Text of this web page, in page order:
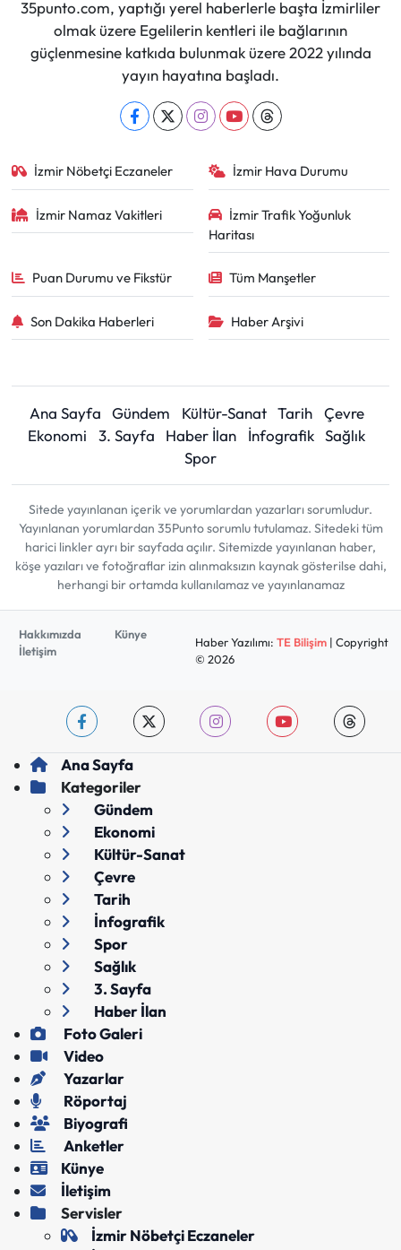
35punto.com, yaptığı yerel haberlerle başta İzmirliler
olmak üzere Egelilerin kentleri ile bağlarının
güçlenmesine katkıda bulunmak üzere 2022 yılında
yayın hayatına başladı.
İzmir Nöbetçi Eczaneler İzmir Hava Durumu
İzmir Namaz Vakitleri
İzmir Trafik Yoğunluk
Haritası
Puan Durumu ve Fikstür Tüm Manşetler
Son Dakika Haberleri Haber Arşivi
Ana Sayfa Gündem Kültür-Sanat Tarih
Çevre
Ekonomi
3. Sayfa Haber İlan İnfografik Sağlık
Spor
Sitede yayınlanan içerik ve yorumlardan yazarları sorumludur.
Yayınlanan yorumlardan 35Punto sorumlu tutulamaz. Sitedeki tüm
harici linkler ayrı bir sayfada açılır. Sitemizde yayınlanan haber,
köşe yazıları ve fotoğraflar izin alınmaksızın kaynak gösterilse dahi,
herhangi bir ortamda kullanılamaz ve yayınlanamaz
Hakkımızda
Künye
İletişim
Haber Yazılımı: TE Bilişim| Copyright
© 2026
Ana Sayfa
Kategoriler
Gündem
Ekonomi
Kültür-Sanat
Çevre
Tarih
İnfografik
Spor
Sağlık
3. Sayfa
Haber İlan
Foto Galeri
Video
Yazarlar
Röportaj
Biyografi
Anketler
Künye
İletişim
Servisler
İzmir Nöbetçi Eczaneler